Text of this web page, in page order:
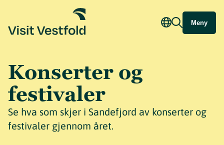
Meny
Konserter og
festivaler
Se hva som skjer i Sandefjord av konserter og
festivaler gjennom året.